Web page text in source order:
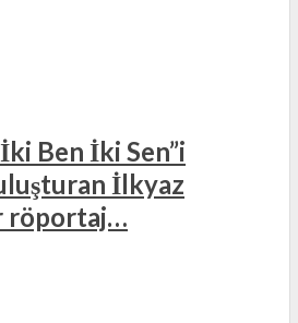
Ben İki Sen”i
İlkyaz
röportaj…